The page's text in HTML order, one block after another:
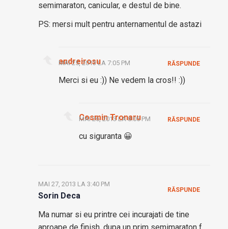
semimaraton, canicular, e destul de bine.
PS: mersi mult pentru anternamentul de astazi
andreirosu
MAI 25, 2013 LA 7:05 PM
Merci si eu :)) Ne vedem la cros!! :))
RĂSPUNDE
Cosmin Tronaru
MAI 26, 2013 LA 8:05 PM
cu siguranta 😀
RĂSPUNDE
Sorin Deca
MAI 27, 2013 LA 3:40 PM
Ma numar si eu printre cei incurajati de tine
RĂSPUNDE